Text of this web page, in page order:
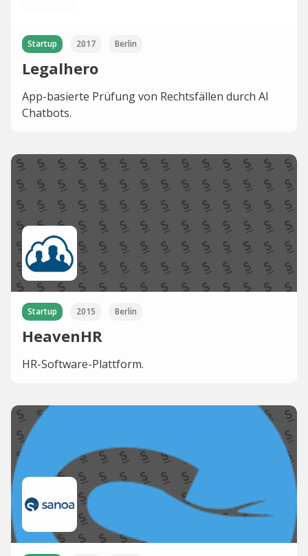
Startup 2017 Berlin
Legalhero
App-basierte Prüfung von Rechtsfällen durch AI
Chatbots.
Startup 2015 Berlin
HeavenHR
HR-Software-Plattform.